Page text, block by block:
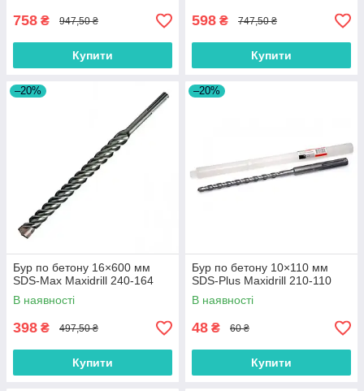
758 ₴ 947,50 ₴
Купити
598 ₴ 747,50 ₴
Купити
–20%
Бур по бетону 16×600 мм
SDS-Max Maxidrill 240-164
В наявності
398 ₴ 497,50 ₴
Купити
–20%
Бур по бетону 10×110 мм
SDS-Plus Maxidrill 210-110
В наявності
48 ₴ 60 ₴
Купити